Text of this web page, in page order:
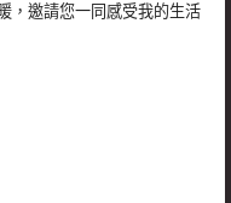
，邀請您一同感受我的生活